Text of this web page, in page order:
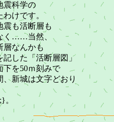
震科学の
わけです。
震も活断層も
く……当然、
層なんかも
記した「活断層図」
下を50ｍ刻みで
新城は文字どおり
。